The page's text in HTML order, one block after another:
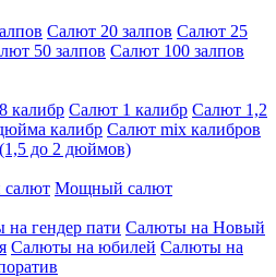
Салют 20 залпов Салют 25
50 залпов Салют 100 залпов
калибр Салют 1 калибр Салют 1,2
калибр Салют mix калибров
до 2 дюймов)
салют Мощный салют
гендер пати Салюты на Новый
Салюты на юбилей Салюты на